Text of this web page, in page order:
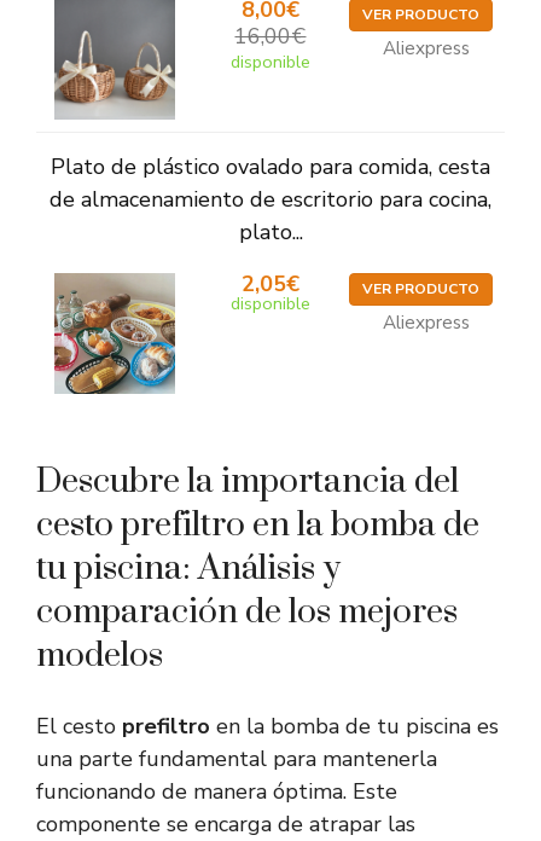
8,00€
16,00€
disponible
VER PRODUCTO
Aliexpress
Plato de plástico ovalado para comida, cesta
de almacenamiento de escritorio para cocina,
plato...
2,05€
disponible
VER PRODUCTO
Aliexpress
Descubre la importancia del
cesto prefiltro en la bomba de
tu piscina: Análisis y
comparación de los mejores
modelos
El cesto prefiltro en la bomba de tu piscina es
una parte fundamental para mantenerla
funcionando de manera óptima. Este
componente se encarga de atrapar las